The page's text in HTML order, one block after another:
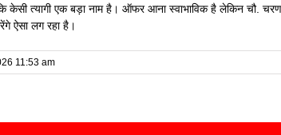
केसी त्यागी एक बड़ा नाम है। ऑफर आना स्वाभाविक है लेकिन चौ.
ऐसा लग रहा है।
11:53 am